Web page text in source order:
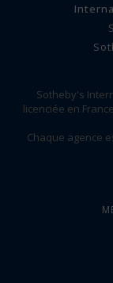
Sotheby's
licenciée en
Chaque agence